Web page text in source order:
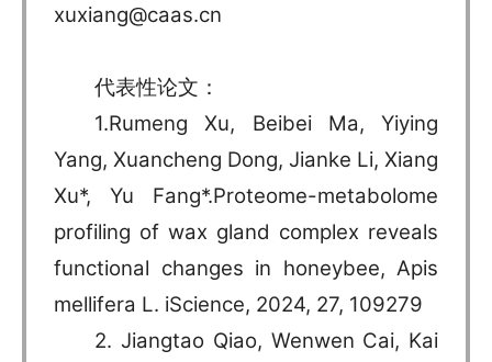
xuxiang@caas.cn
代表性论文：
1.Rumeng Xu, Beibei Ma, Yiying
Yang, Xuancheng Dong, Jianke Li, Xiang
Xu*, Yu Fang*.Proteome-metabolome
profiling of wax gland complex reveals
functional changes in honeybee, Apis
mellifera L. iScience, 2024, 27, 109279
2. Jiangtao Qiao, Wenwen Cai, Kai